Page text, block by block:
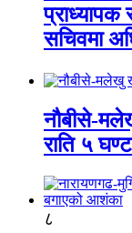
प्राध्यापक
सचिवमा
नौबीसे-
राति ५
८